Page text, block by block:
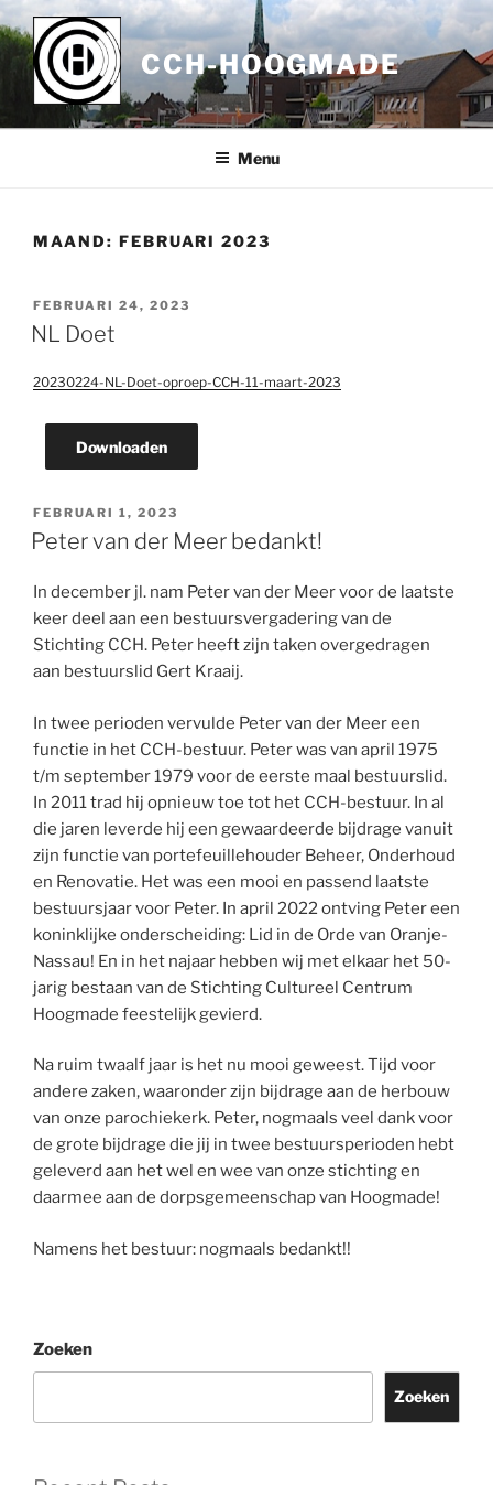
naar
de
inhoud
CCH-HOOGMADE
Menu
MAAND: FEBRUARI 2023
GEPLAATST
OP
FEBRUARI 24, 2023
NL Doet
20230224-NL-Doet-oproep-CCH-11-maart-2023
Downloaden
GEPLAATST
OP
FEBRUARI 1, 2023
Peter van der Meer bedankt!
In december jl. nam Peter van der Meer voor de laatste
keer deel aan een bestuursvergadering van de
Stichting CCH. Peter heeft zijn taken overgedragen
aan bestuurslid Gert Kraaij.
In twee perioden vervulde Peter van der Meer een
functie in het CCH-bestuur. Peter was van april 1975
t/m september 1979 voor de eerste maal bestuurslid.
In 2011 trad hij opnieuw toe tot het CCH-bestuur. In al
die jaren leverde hij een gewaardeerde bijdrage vanuit
zijn functie van portefeuillehouder Beheer, Onderhoud
en Renovatie. Het was een mooi en passend laatste
bestuursjaar voor Peter. In april 2022 ontving Peter een
koninklijke onderscheiding: Lid in de Orde van Oranje-
Nassau! En in het najaar hebben wij met elkaar het 50-
jarig bestaan van de Stichting Cultureel Centrum
Hoogmade feestelijk gevierd.
Na ruim twaalf jaar is het nu mooi geweest. Tijd voor
andere zaken, waaronder zijn bijdrage aan de herbouw
van onze parochiekerk. Peter, nogmaals veel dank voor
de grote bijdrage die jij in twee bestuursperioden hebt
geleverd aan het wel en wee van onze stichting en
daarmee aan de dorpsgemeenschap van Hoogmade!
Namens het bestuur: nogmaals bedankt!!
Zoeken
Zoeken